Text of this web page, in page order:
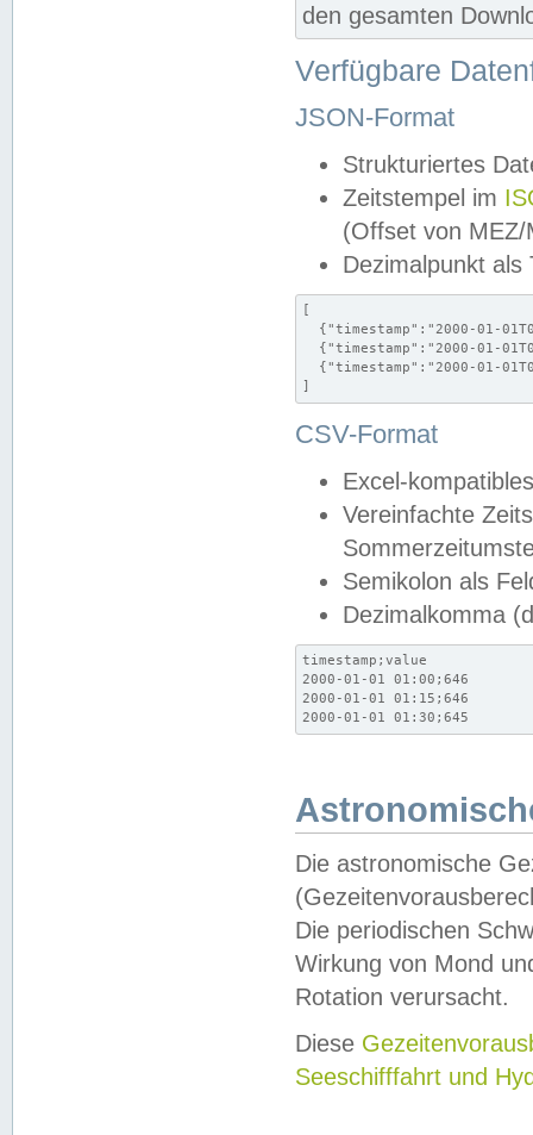
den gesamten
Verfügbare
JSON-Format
Strukturiertes
Zeitstempel im
(Offset von MEZ/
Dezimalpunkt als
[
{"timestamp":"2000-01-
{"timestamp":"2000-01-
{"timestamp":"2000-01-
]
CSV-Format
Excel-
Vereinfachte
Semikolon als
Dezimalkomma
timestamp;value
2000-01-01 01:00;646
2000-01-01 01:15;646
2000-01-01 01:30;645
Die astronomische
Die periodischen
Wirkung von Mond
Rotation verursacht.
Diese
Seeschifffahrt und